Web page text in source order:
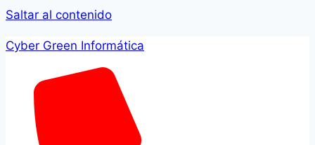
Saltar al contenido
Cyber Green Informática